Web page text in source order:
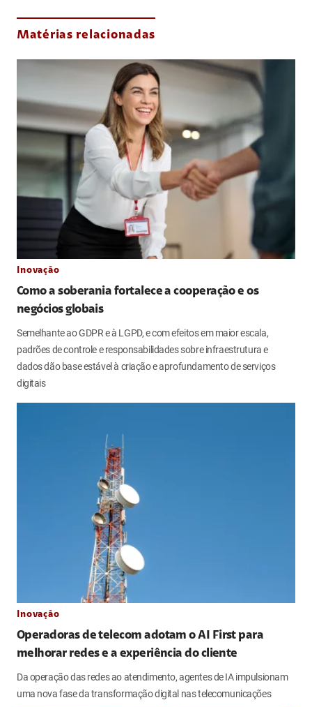
Matérias relacionadas
Inovação
Como a soberania fortalece a cooperação e os
negócios globais
Semelhante ao GDPR e à LGPD, e com efeitos em maior escala,
padrões de controle e responsabilidades sobre infraestrutura e
dados dão base estável à criação e aprofundamento de serviços
digitais
Inovação
Operadoras de telecom adotam o AI First para
melhorar redes e a experiência do cliente
Da operação das redes ao atendimento, agentes de IA impulsionam
uma nova fase da transformação digital nas telecomunicações